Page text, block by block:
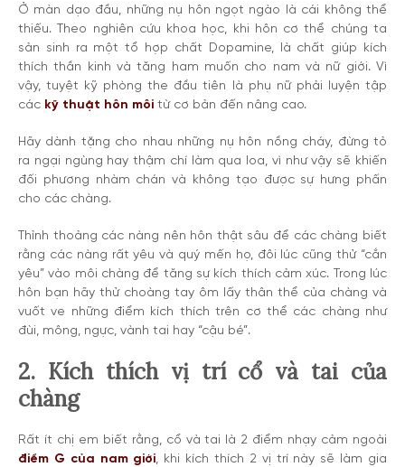
Ở màn dạo đầu, những nụ hôn ngọt ngào là cái không thể
thiếu. Theo nghiên cứu khoa học, khi hôn cơ thể chúng ta
sản sinh ra một tổ hợp chất Dopamine, là chất giúp kích
thích thần kinh và tăng ham muốn cho nam và nữ giới. Vì
vậy, tuyệt kỹ phòng the đầu tiên là phụ nữ phải luyện tập
các kỹ thuật hôn môi từ cơ bản đến nâng cao.
Hãy dành tặng cho nhau những nụ hôn nồng cháy, đừng tỏ
ra ngại ngùng hay thậm chí làm qua loa, vì như vậy sẽ khiến
đối phương nhàm chán và không tạo được sự hưng phấn
cho các chàng.
Thỉnh thoảng các nàng nên hôn thật sâu để các chàng biết
rằng các nàng rất yêu và quý mến họ, đôi lúc cũng thử “cắn
yêu” vào môi chàng để tăng sự kích thích cảm xúc.
Trong lúc
hôn bạn hãy thử choàng tay ôm lấy thân thể của chàng và
vuốt ve những điểm kích thích trên cơ thể các chàng như
đùi, mông, ngực, vành tai hay “cậu bé”.
2. Kích thích vị trí cổ và tai của
chàng
Rất ít chị em biết rằng, cổ và tai là 2 điểm nhạy cảm ngoài
điểm G của nam giới, khi kích thích 2 vị trí này sẽ làm gia